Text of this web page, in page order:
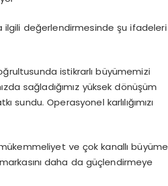
ilgili değerlendirmesinde şu ifadeleri
istikrarlı büyümemizi
sağladığımız yüksek dönüşüm
sundu. Operasyonel karlılığımızı
ve çok kanallı büyüme
markasını daha da güçlendirmeye